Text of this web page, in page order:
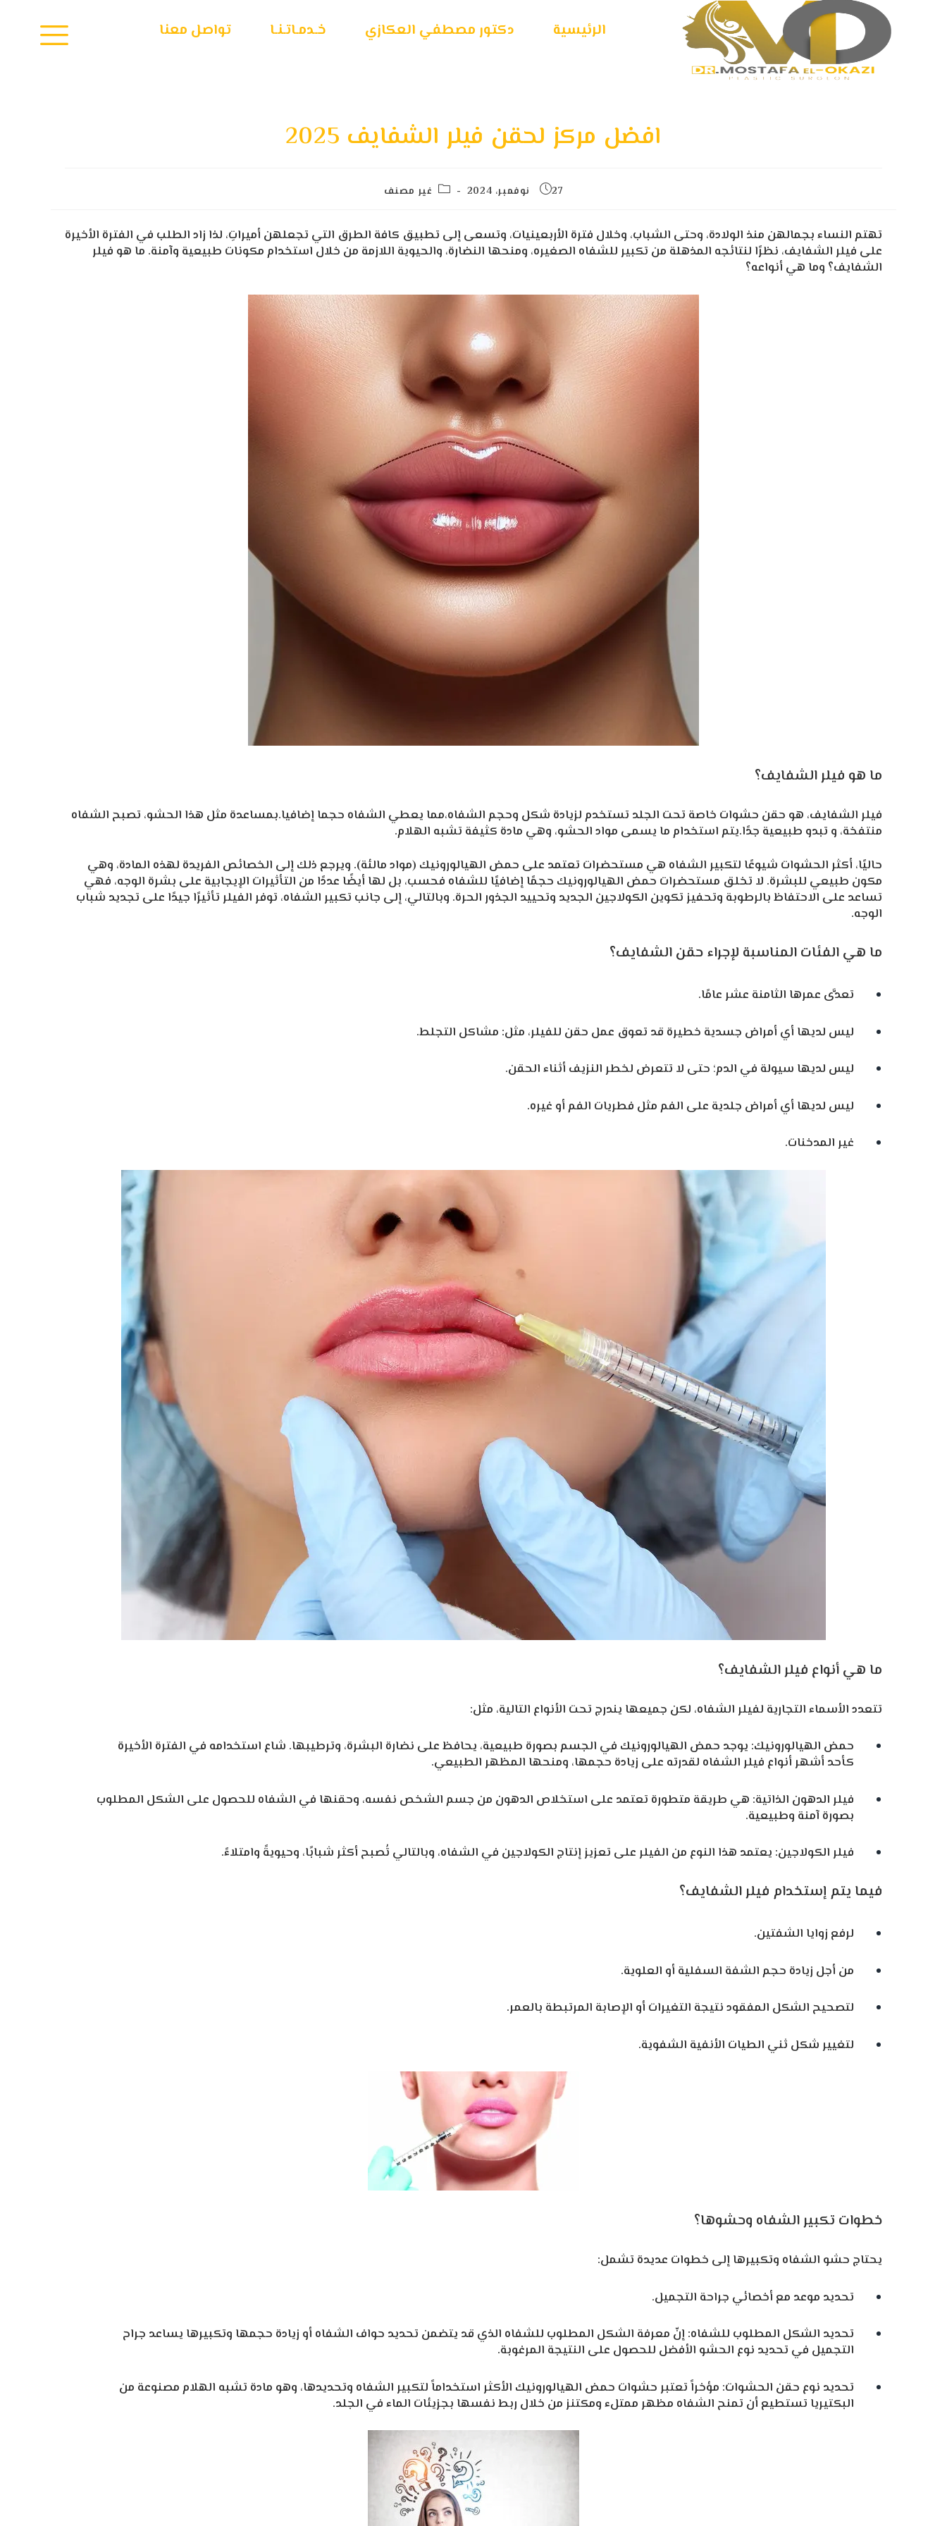
الرئيسية دكتور مصطفي العكازي خـدمـاتـنـا تواصل معنا
افضل مركز لحقن فيلر الشفايف 2025
27 نوفمبر، 2024 غير مصنف
تهتم النساء بجمالهن منذ الولادة، وحتى الشباب، وخلال فترة الأربعينيات، وتسعى إلى تطبيق كافة الطرق التي تجعلهن أميراتِ، لذا زاد الطلب في الفترة الأخيرة
على فيلر الشفايف، نظرًا لنتائجه المذهلة من تكبير للشفاه الصغيره، ومنحها النضارة، والحيوية اللازمة من خلال استخدام مكونات طبيعية وآمنة. ما هو فيلر
الشفايف؟ وما هي أنواعه؟
ما هو فيلر الشفايف؟
فيلر الشفايف، هو حقن حشوات خاصة تحت الجلد تستخدم لزيادة شكل وحجم الشفاه،مما يعطي الشفاه حجما إضافيا.بمساعدة مثل هذا الحشو، تصبح الشفاه
منتفخة، و تبدو طبيعية جدًا.يتم استخدام ما يسمى مواد الحشو، وهي مادة كثيفة تشبه الهلام.
حاليًا، أكثر الحشوات شيوعًا لتكبير الشفاه هي مستحضرات تعتمد على حمض الهيالورونيك (مواد مالئة). ويرجع ذلك إلى الخصائص الفريدة لهذه المادة، وهي
مكون طبيعي للبشرة. لا تخلق مستحضرات حمض الهيالورونيك حجمًا إضافيًا للشفاه فحسب، بل لها أيضًا عددًا من التأثيرات الإيجابية على بشرة الوجه، فهي
تساعد على الاحتفاظ بالرطوبة وتحفيز تكوين الكولاجين الجديد وتحييد الجذور الحرة. وبالتالي، إلى جانب تكبير الشفاه، توفر الفيلر تأثيرًا جيدًا على تجديد شباب
الوجه.
ما هي الفئات المناسبة لإجراء حقن الشفايف؟
تعدَّى عمرها الثامنة عشر عامًا.
ليس لديها أي أمراض جسدية خطيرة قد تعوق عمل حقن للفيلر، مثل: مشاكل التجلط.
ليس لديها سيولة في الدم؛ حتى لا تتعرض لخطر النزيف أثناء الحقن.
ليس لديها أي أمراض جلدية على الفم مثل فطريات الفم أو غيره.
غير المدخنات.
ما هي أنواع فيلر الشفايف؟
تتعدد الأسماء التجارية لفيلر الشفاه، لكن جميعها يندرج تحت الأنواع التالية، مثل:
حمض الهيالورونيك: يوجد حمض الهيالورونيك في الجسم بصورة طبيعية، يحافظ على نضارة البشرة، وترطيبها. شاع استخدامه في الفترة الأخيرة
كأحد أشهر أنواع فيلر الشفاه لقدرته على زيادة حجمها، ومنحها المظهر الطبيعي.
فيلر الدهون الذاتية: هي طريقة متطورة تعتمد على استخلاص الدهون من جسم الشخص نفسه، وحقنها في الشفاه للحصول على الشكل المطلوب
بصورة آمنة وطبيعية.
فيلر الكولاجين: يعتمد هذا النوع من الفيلر على تعزيز إنتاج الكولاجين في الشفاه، وبالتالي تُصبح أكثر شبابًا، وحيويةً وامتلاءً.
فيما يتم إستخدام فيلر الشفايف؟
لرفع زوايا الشفتين.
من أجل زيادة حجم الشفة السفلية أو العلوية.
لتصحيح الشكل المفقود نتيجة التغيرات أو الإصابة المرتبطة بالعمر.
لتغيير شكل ثني الطيات الأنفية الشفوية.
خطوات تكبير الشفاه وحشوها؟
يحتاج حشو الشفاه وتكبيرها إلى خطوات عديدة تشمل:
تحديد موعد مع أخصائي جراحة التجميل.
تحديد الشكل المطلوب للشفاه: إنّ معرفة الشكل المطلوب للشفاه الذي قد يتضمن تحديد حواف الشفاه أو زيادة حجمها وتكبيرها يساعد جراح
التجميل في تحديد نوع الحشو الأفضل للحصول على النتيجة المرغوبة.
تحديد نوع حقن الحشوات: مؤخراً تعتبر حشوات حمض الهيالورونيك الأكثر استخداماً لتكبير الشفاه وتحديدها، وهو مادة تشبه الهلام مصنوعة من
البكتيريا تستطيع أن تمنح الشفاه مظهر ممتلء ومكتنز من خلال ربط نفسها بجزيئات الماء في الجلد.